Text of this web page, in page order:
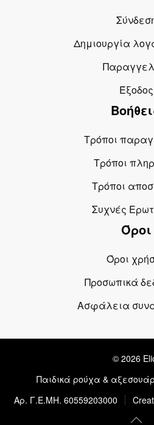
Δημιουργία
Έξοδος
Τρόποι
Τρόποι
Τρόποι
Συχνές
Όροι
Όροι
Προσωπικά
Ασφάλεια
© 2026
Παιδικά ρούχα &
Αρ. Γ.Ε.ΜΗ. 60559203000